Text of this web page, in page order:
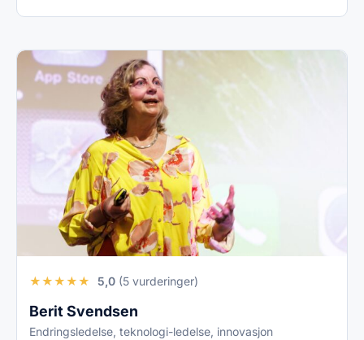
★★★★★ 5,0 (5 vurderinger)
Berit Svendsen
Endringsledelse, teknologi-ledelse, innovasjon